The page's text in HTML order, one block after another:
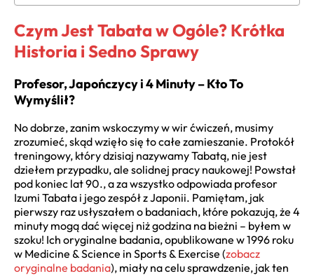
Czym Jest Tabata w Ogóle? Krótka
Historia i Sedno Sprawy
Profesor, Japończycy i 4 Minuty – Kto To
Wymyślił?
No dobrze, zanim wskoczymy w wir ćwiczeń, musimy
zrozumieć, skąd wzięło się to całe zamieszanie. Protokół
treningowy, który dzisiaj nazywamy Tabatą, nie jest
dziełem przypadku, ale solidnej pracy naukowej! Powstał
pod koniec lat 90., a za wszystko odpowiada profesor
Izumi Tabata i jego zespół z Japonii. Pamiętam, jak
pierwszy raz usłyszałem o badaniach, które pokazują, że 4
minuty mogą dać więcej niż godzina na bieżni – byłem w
szoku! Ich oryginalne badania, opublikowane w 1996 roku
w Medicine & Science in Sports & Exercise (zobacz
oryginalne badania), miały na celu sprawdzenie, jak ten